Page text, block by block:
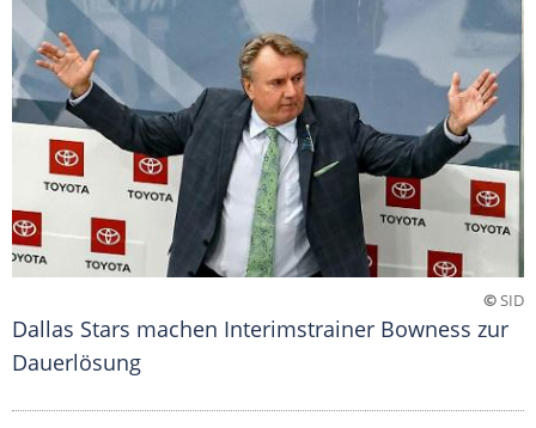
©SID
Dallas Stars machen Interimstrainer Bowness zur
Dauerlösung